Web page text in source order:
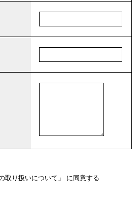
取り扱いについて」 に同意する